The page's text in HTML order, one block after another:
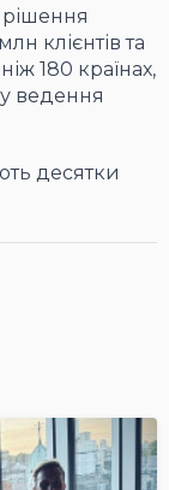
клієнтів та
180 країнах,
ведення
десятки